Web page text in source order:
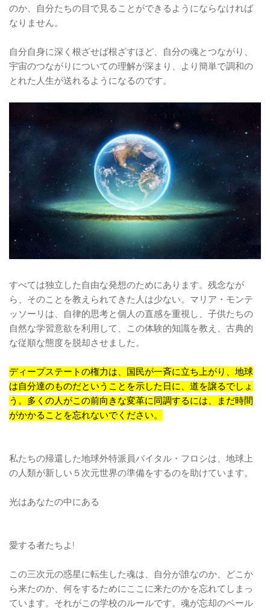
のか、自分たちの目で見ることができるようにならなければ
なりません。
自分自身に深く根ざせば根ざすほど、自分の魂とつながり、
宇宙のつながりについての理解が深まり、より簡単で調和の
とれた人生が送れるようになるのです。
すべては独立した自由な発想のためにあります。残念なが
ら、そのことを教えられてきた人は少ない。マリア・モンテ
ッソーリは、自律的思考と個人の直感を重視し、子供たちの
自然な学習意欲を利用して、この体験的知識を教え、古典的
な従順な態度を脱却させました。
ディープステートの権力は、国民が一斉に立ち上がり、地球
は自分達のものだということを示した日に、道を譲るでしょ
う。多くの人がこの前向きな変革に同調するには、まだ時間
がかかることを忘れないでください。
私たちの帰還した地球外特派員バイタル・フロシは、地球上
の人類が新しい５次元世界の準備をするのを助けています。
光はあなたの中にある
愛する者たちよ!
この三次元の惑星に転生した魂は、自分が誰なのか、どこか
ら来たのか、何をするためにここに来たのかを忘れてしまっ
ています。それがこの学校のルールです。魂が忘却のベール